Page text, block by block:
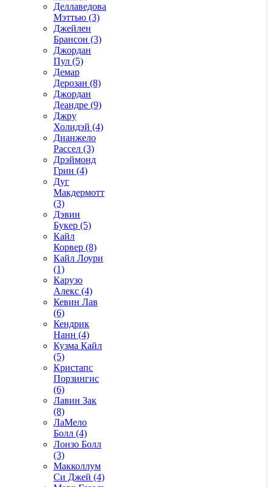
Деллаведова
Мэттью (3)
Джейлен
Брансон (3)
Джордан
Пул (5)
Демар
Дерозан (8)
Джордан
Деандре (9)
Джру
Холидэй (4)
Дианжело
Рассел (3)
Дрэймонд
Грин (4)
Дуг
Макдермотт
(3)
Дэвин
Букер (5)
Кайл
Корвер (8)
Кайл Лоури
(1)
Карузо
Алекс (4)
Кевин Лав
(6)
Кендрик
Нанн (4)
Кузма Кайл
(5)
Кристапс
Порзингис
(6)
Лавин Зак
(8)
ЛаМело
Болл (4)
Лонзо Болл
(3)
Макколлум
Си Джей (4)